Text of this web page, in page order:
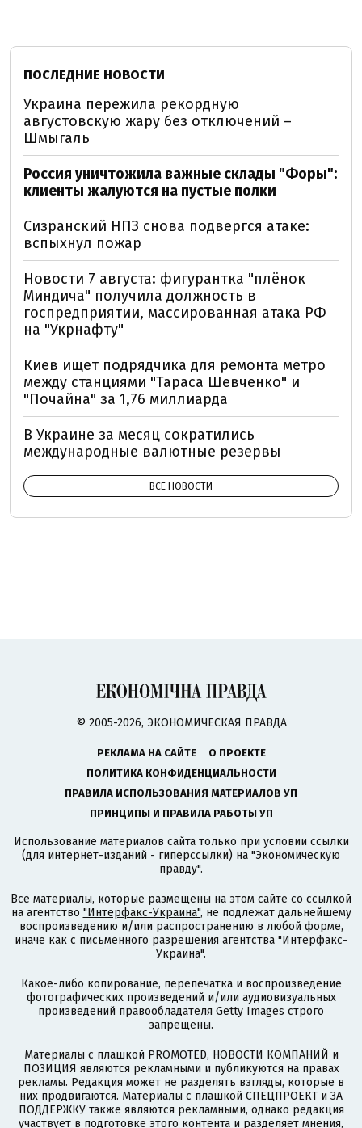
ПОСЛЕДНИЕ НОВОСТИ
Украина пережила рекордную
августовскую жару без отключений –
Шмыгаль
Россия уничтожила важные склады "Форы":
клиенты жалуются на пустые полки
Сизранский НПЗ снова подвергся атаке:
вспыхнул пожар
Новости 7 августа: фигурантка "плёнок
Миндича" получила должность в
госпредприятии, массированная атака РФ
на "Укрнафту"
Киев ищет подрядчика для ремонта метро
между станциями "Тараса Шевченко" и
"Почайна" за 1,76 миллиарда
В Украине за месяц сократились
международные валютные резервы
ВСЕ НОВОСТИ
© 2005-2026, ЭКОНОМИЧЕСКАЯ ПРАВДА
РЕКЛАМА НА САЙТЕ
О ПРОЕКТЕ
ПОЛИТИКА КОНФИДЕНЦИАЛЬНОСТИ
ПРАВИЛА ИСПОЛЬЗОВАНИЯ МАТЕРИАЛОВ УП
ПРИНЦИПЫ И ПРАВИЛА РАБОТЫ УП
Использование материалов сайта только при условии ссылки
(для интернет-изданий - гиперссылки) на "Экономическую
правду".
Все материалы, которые размещены на этом сайте со ссылкой
на агентство "Интерфакс-Украина", не подлежат дальнейшему
воспроизведению и/или распространению в любой форме,
иначе как с письменного разрешения агентства "Интерфакс-
Украина".
Какое-либо копирование, перепечатка и воспроизведение
фотографических произведений и/или аудиовизуальных
произведений правообладателя Getty Images строго
запрещены.
Материалы с плашкой PROMOTED, НОВОСТИ КОМПАНИЙ и
ПОЗИЦИЯ являются рекламными и публикуются на правах
рекламы. Редакция может не разделять взгляды, которые в
них продвигаются. Материалы с плашкой СПЕЦПРОЕКТ и ЗА
ПОДДЕРЖКУ также являются рекламными, однако редакция
участвует в подготовке этого контента и разделяет мнения,